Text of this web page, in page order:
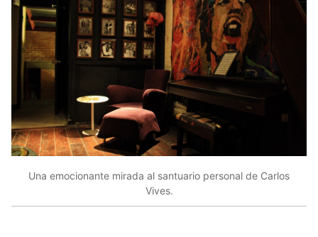
Una emocionante mirada al santuario personal de Carlos
Vives.